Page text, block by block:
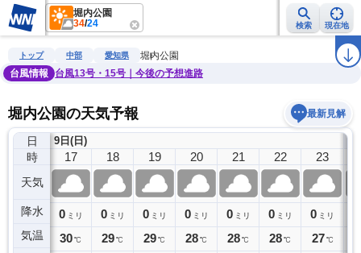
堀内公園
34/24 検索 現在地
雨雲レーダー 台風情報 地震情報 ラ
トップ 中部 愛知県
堀内公園
台風情報
台風13号・15号｜今後の予想進路
堀内公園の天気予報 最新見解
日
時
天気
降水
気温
9日(日)
16
0ミリ
31℃
17
0 ミリ
30℃
18
0 ミリ
29℃
19
0 ミリ
29℃
20
0 ミリ
28℃
21
0 ミリ
28℃
22
0 ミリ
28℃
23
0 ミリ
27 ℃